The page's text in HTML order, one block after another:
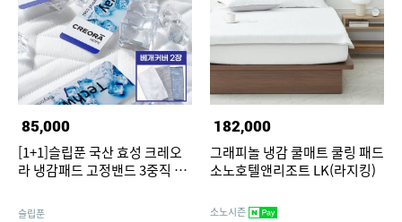
85,000
[1+1]슬립푼 국산 효성 크레오
라 냉감패드 고정밴드 3중직 항
슬립푼
182,000
그래피놀 냉감 쿨매트 쿨링 패드
소노호텔앤리조트 LK(라지킹)
소노시즌